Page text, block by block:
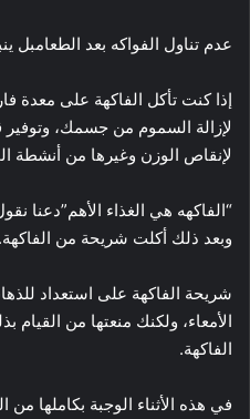
عدم تناول الفواكه بعد الطعامبل
إذا كنت تأكل الفاكهة على معدة
لإزالة السموم من جسمك، وتوفير
لإنقاص الوزن وغيرها من أنشطة
“الفاكهه هي الغذاء الأهم”‏دعنا
وبعد ذلك أكلت شريحة من الفاكهة.
شريحة الفاكهة على استعداد
الأمعاء، ولكنك منعتها من
الفاكهة.
في هذه الأثناء الوجبة بكاملها من